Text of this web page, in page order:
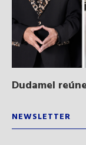
Dudamel
NEWSLETTER